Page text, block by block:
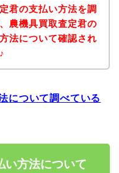
君の支払い方法を調
農機具買取査定君の
法について確認され
について調べている
い方法について